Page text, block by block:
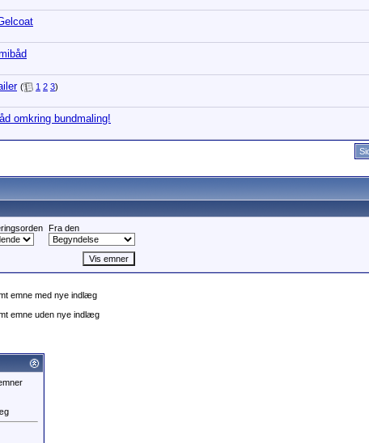
( 1 2 3)
omkring bundmaling!
Fra den
emne med nye indlæg
emne uden nye indlæg